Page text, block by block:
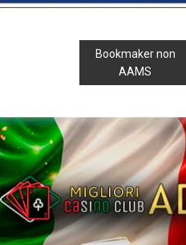
Bookmaker non
AAMS